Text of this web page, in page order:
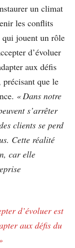
un climat
les conflits
jouent un rôle
d’évoluer
aux défis
que le
« Dans notre
s’arrêter
clients se perd
Cette réalité
car elle
d’évoluer est
aux défis du